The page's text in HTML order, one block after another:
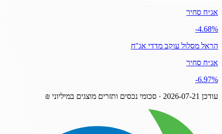
אג״ח סחיר
‎-4.68%
הראל מסלול עוקב מדדי אג"ח
אג״ח סחיר
‎-6.97%
עודכן 2026-07-21 · סכומי נכסים ותזרים מוצגים במיליוני ₪